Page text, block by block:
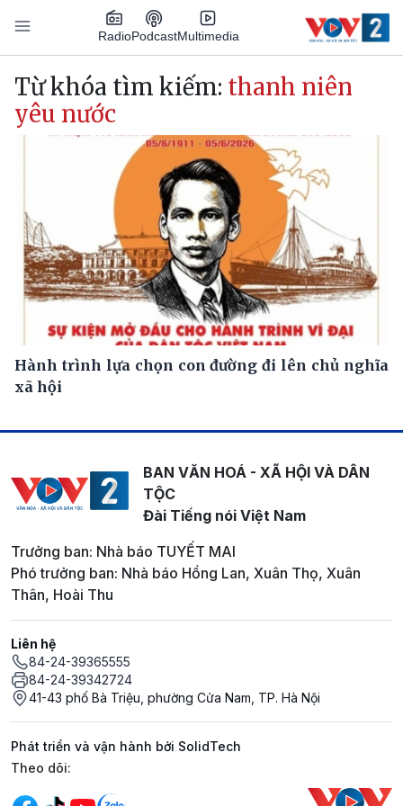
Nhảy đến nội dung
RadioPodcastMultimedia
Main navigation
Từ khóa tìm kiếm: thanh niên
yêu nước
Hành trình lựa chọn con đường đi lên chủ nghĩa
xã hội
BAN VĂN HOÁ - XÃ HỘI VÀ DÂN
TỘC
Đài Tiếng nói Việt Nam
Trưởng ban: Nhà báo TUYẾT MAI
Phó trưởng ban: Nhà báo Hồng Lan, Xuân Thọ, Xuân
Thân, Hoài Thu
Liên hệ
84-24-39365555
84-24-39342724
41-43 phố Bà Triệu, phường Cửa Nam, TP. Hà Nội
Phát triển và vận hành bởi SolidTech
Mạng xã hội
Theo dõi: